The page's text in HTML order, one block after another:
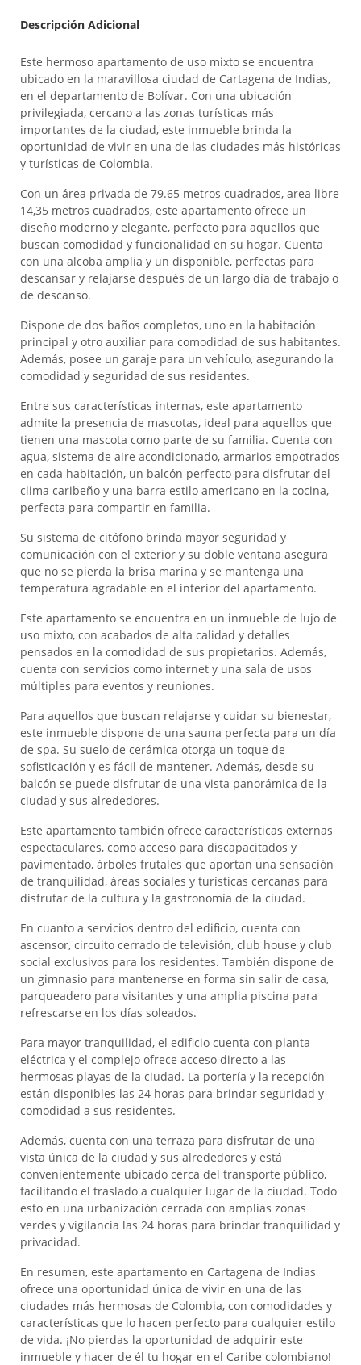
Descripción Adicional
Este hermoso apartamento de uso mixto se encuentra
ubicado en la maravillosa ciudad de Cartagena de Indias,
en el departamento de Bolívar. Con una ubicación
privilegiada, cercano a las zonas turísticas más
importantes de la ciudad, este inmueble brinda la
oportunidad de vivir en una de las ciudades más históricas
y turísticas de Colombia.
Con un área privada de 79.65 metros cuadrados, area libre
14,35 metros cuadrados, este apartamento ofrece un
diseño moderno y elegante, perfecto para aquellos que
buscan comodidad y funcionalidad en su hogar. Cuenta
con una alcoba amplia y un disponible, perfectas para
descansar y relajarse después de un largo día de trabajo o
de descanso.
Dispone de dos baños completos, uno en la habitación
principal y otro auxiliar para comodidad de sus habitantes.
Además, posee un garaje para un vehículo, asegurando la
comodidad y seguridad de sus residentes.
Entre sus características internas, este apartamento
admite la presencia de mascotas, ideal para aquellos que
tienen una mascota como parte de su familia. Cuenta con
agua, sistema de aire acondicionado, armarios empotrados
en cada habitación, un balcón perfecto para disfrutar del
clima caribeño y una barra estilo americano en la cocina,
perfecta para compartir en familia.
Su sistema de citófono brinda mayor seguridad y
comunicación con el exterior y su doble ventana asegura
que no se pierda la brisa marina y se mantenga una
temperatura agradable en el interior del apartamento.
Este apartamento se encuentra en un inmueble de lujo de
uso mixto, con acabados de alta calidad y detalles
pensados en la comodidad de sus propietarios. Además,
cuenta con servicios como internet y una sala de usos
múltiples para eventos y reuniones.
Para aquellos que buscan relajarse y cuidar su bienestar,
este inmueble dispone de una sauna perfecta para un día
de spa. Su suelo de cerámica otorga un toque de
sofisticación y es fácil de mantener. Además, desde su
balcón se puede disfrutar de una vista panorámica de la
ciudad y sus alrededores.
Este apartamento también ofrece características externas
espectaculares, como acceso para discapacitados y
pavimentado, árboles frutales que aportan una sensación
de tranquilidad, áreas sociales y turísticas cercanas para
disfrutar de la cultura y la gastronomía de la ciudad.
En cuanto a servicios dentro del edificio, cuenta con
ascensor, circuito cerrado de televisión, club house y club
social exclusivos para los residentes. También dispone de
un gimnasio para mantenerse en forma sin salir de casa,
parqueadero para visitantes y una amplia piscina para
refrescarse en los días soleados.
Para mayor tranquilidad, el edificio cuenta con planta
eléctrica y el complejo ofrece acceso directo a las
hermosas playas de la ciudad. La portería y la recepción
están disponibles las 24 horas para brindar seguridad y
comodidad a sus residentes.
Además, cuenta con una terraza para disfrutar de una
vista única de la ciudad y sus alrededores y está
convenientemente ubicado cerca del transporte público,
facilitando el traslado a cualquier lugar de la ciudad. Todo
esto en una urbanización cerrada con amplias zonas
verdes y vigilancia las 24 horas para brindar tranquilidad y
privacidad.
En resumen, este apartamento en Cartagena de Indias
ofrece una oportunidad única de vivir en una de las
ciudades más hermosas de Colombia, con comodidades y
características que lo hacen perfecto para cualquier estilo
de vida. ¡No pierdas la oportunidad de adquirir este
inmueble y hacer de él tu hogar en el Caribe colombiano!